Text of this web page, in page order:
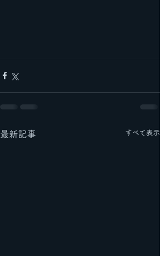
最新記事 すべて表示